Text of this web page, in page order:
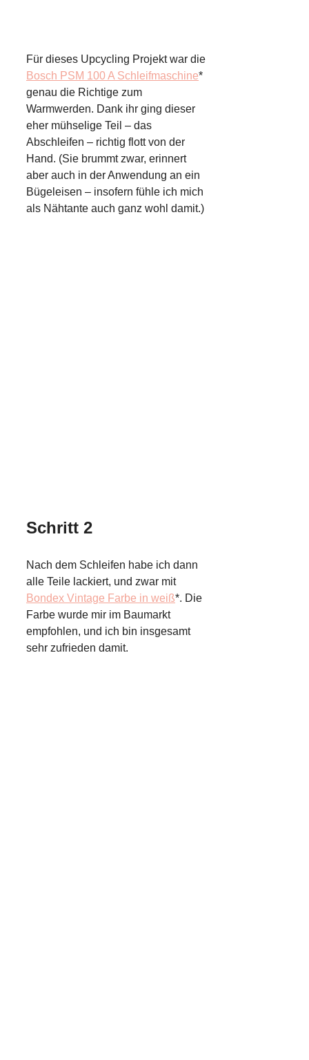
Für dieses Upcycling Projekt war die
Bosch PSM 100 A Schleifmaschine*
genau die Richtige zum
Warmwerden. Dank ihr ging dieser
eher mühselige Teil – das
Abschleifen – richtig flott von der
Hand. (Sie brummt zwar, erinnert
aber auch in der Anwendung an ein
Bügeleisen – insofern fühle ich mich
als Nähtante auch ganz wohl damit.)
Schritt 2
Nach dem Schleifen habe ich dann
alle Teile lackiert, und zwar mit
Bondex Vintage Farbe in weiß*. Die
Farbe wurde mir im Baumarkt
empfohlen, und ich bin insgesamt
sehr zufrieden damit.